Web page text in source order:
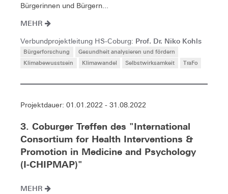
Bürgerinnen und Bürgern...
MEHR
Verbundprojektleitung HS-Coburg: Prof. Dr. Niko Kohls
Bürgerforschung
Gesundheit analysieren und fördern
Klimabewusstsein
Klimawandel Selbstwirksamkeit TraFo
Projektdauer: 01.01.2022 - 31.08.2022
3. Coburger Treffen des "International
Consortium for Health Interventions &
Promotion in Medicine and Psychology
(I-CHIPMAP)"
MEHR